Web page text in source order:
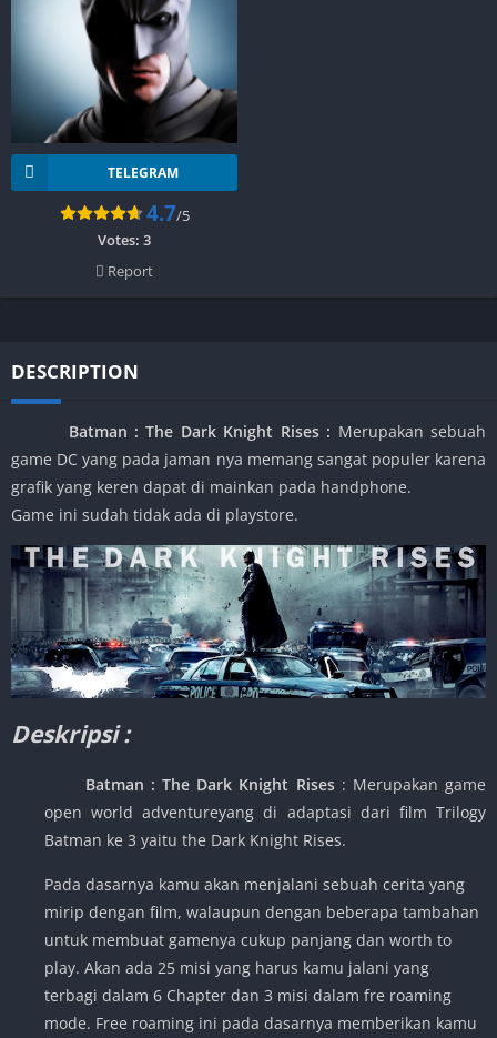
TELEGRAM
4.7/5
Votes: 3
Report
DESCRIPTION
Batman : The Dark Knight Rises : Merupakan sebuah
game DC yang pada jaman nya memang sangat populer karena
grafik yang keren dapat di mainkan pada handphone.
Game ini sudah tidak ada di playstore.
Deskripsi :
Batman : The Dark Knight Rises : Merupakan game
open world adventureyang di adaptasi dari film Trilogy
Batman ke 3 yaitu the Dark Knight Rises.
Pada dasarnya kamu akan menjalani sebuah cerita yang
mirip dengan film, walaupun dengan beberapa tambahan
untuk membuat gamenya cukup panjang dan worth to
play. Akan ada 25 misi yang harus kamu jalani yang
terbagi dalam 6 Chapter dan 3 misi dalam fre roaming
mode. Free roaming ini pada dasarnya memberikan kamu